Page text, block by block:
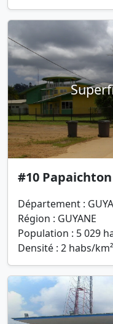
#10
Département :
Région : GUYANE
Population : 5 029
Densité : 2 habs/km²